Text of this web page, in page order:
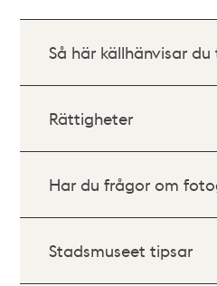
Så här källhänvisar
Rättigheter
Har du frågor om
Stadsmuseet tipsar